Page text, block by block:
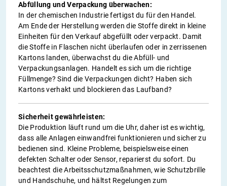
Abfüllung und Verpackung überwachen:
In der chemischen Industrie fertigst du für den Handel.
Am Ende der Herstellung werden die Stoffe direkt in kleine
Einheiten für den Verkauf abgefüllt oder verpackt. Damit
die Stoffe in Flaschen nicht überlaufen oder in zerrissenen
Kartons landen, überwachst du die Abfüll- und
Verpackungsanlagen. Handelt es sich um die richtige
Füllmenge? Sind die Verpackungen dicht? Haben sich
Kartons verhakt und blockieren das Laufband?
Sicherheit gewährleisten:
Die Produktion läuft rund um die Uhr, daher ist es wichtig,
dass alle Anlagen einwandfrei funktionieren und sicher zu
bedienen sind. Kleine Probleme, beispielsweise einen
defekten Schalter oder Sensor, reparierst du sofort. Du
beachtest die Arbeitsschutzmaßnahmen, wie Schutzbrille
und Handschuhe, und hältst Regelungen zum